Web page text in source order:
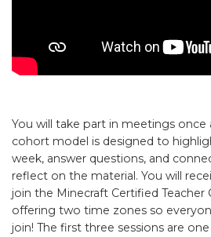
You will take part in meetings once
cohort model is designed to
week, answer questions, and
reflect on the material. You will
join the Minecraft Certified Teacher
offering two time zones so
join! The first three sessions are